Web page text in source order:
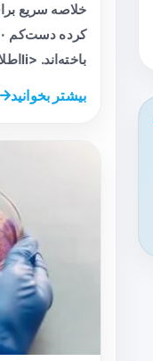
خلاصه سریع
باخته‌اند. <liاطلاعات اولیه…
بیشتر بخوانید